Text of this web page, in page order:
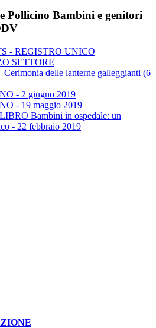
Pollicino Bambini e genitori
- REGISTRO UNICO
SETTORE
delle lanterne galleggianti (6
- 2 giugno 2019
- 19 maggio 2019
Bambini in ospedale: un
- 22 febbraio 2019